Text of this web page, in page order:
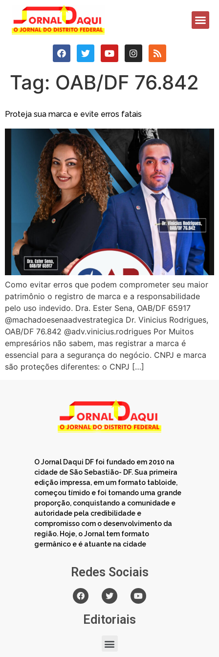
Tag: OAB/DF 76.842
Proteja sua marca e evite erros fatais
Como evitar erros que podem comprometer seu maior
patrimônio o registro de marca e a responsabilidade
pelo uso indevido. Dra. Ester Sena, OAB/DF 65917
@machadoesenaadvestrategica Dr. Vinicius Rodrigues,
OAB/DF 76.842 @adv.vinicius.rodrigues Por Muitos
empresários não sabem, mas registrar a marca é
essencial para a segurança do negócio. CNPJ e marca
são proteções diferentes: o CNPJ […]
O Jornal Daqui DF foi fundado em 2010 na
cidade de São Sebastião- DF. Sua primeira
edição impressa, em um formato tabloide,
começou tímido e foi tomando uma grande
proporção, conquistando a comunidade e
autoridade pela credibilidade e
compromisso com o desenvolvimento da
região. Hoje, o Jornal tem formato
germânico e é atuante na cidade
Redes Sociais
Editoriais